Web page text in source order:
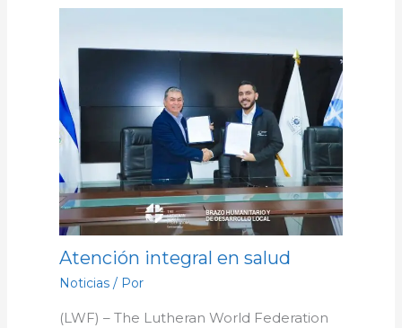
Atención integral en salud
Noticias/ Por
(LWF) – The Lutheran World Federation